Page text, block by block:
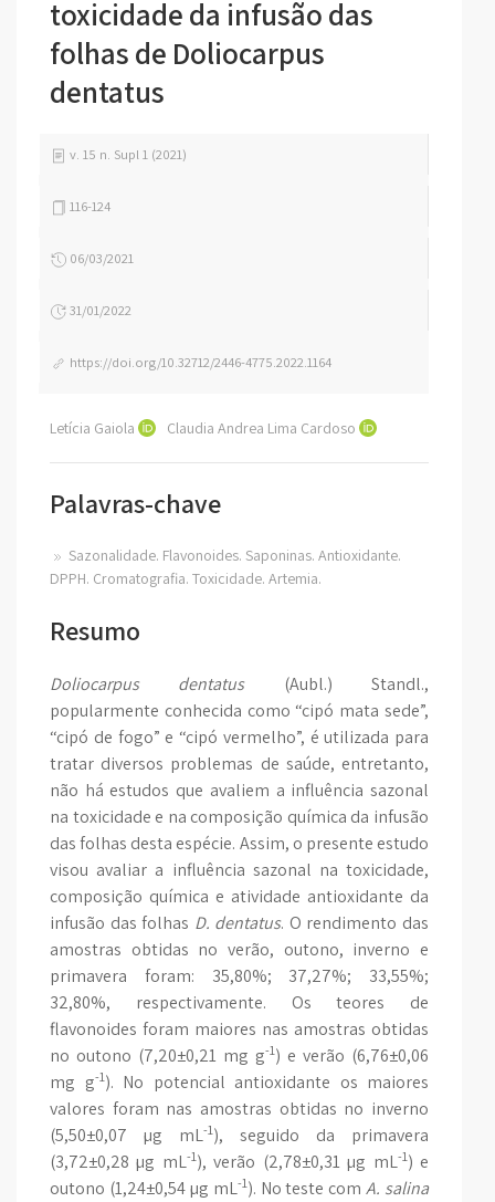
toxicidade da infusão das
folhas de Doliocarpus
dentatus
v. 15 n. Supl 1 (2021)
116-124
06/03/2021
31/01/2022
https://doi.org/10.32712/2446-4775.2022.1164
Letícia Gaiola Claudia Andrea Lima Cardoso
Palavras-chave
Sazonalidade. Flavonoides. Saponinas. Antioxidante.
DPPH. Cromatografia. Toxicidade. Artemia.
Resumo
Doliocarpus dentatus(Aubl.) Standl.,
popularmente conhecida como “cipó mata sede”,
“cipó de fogo” e “cipó vermelho”, é utilizada para
tratar diversos problemas de saúde, entretanto,
não há estudos que avaliem a influência sazonal
na toxicidade e na composição química da infusão
das folhas desta espécie. Assim, o presente estudo
visou avaliar a influência sazonal na toxicidade,
composição química e atividade antioxidante da
infusão das folhas D. dentatus. O rendimento das
amostras obtidas no verão, outono, inverno e
primavera foram: 35,80%; 37,27%; 33,55%;
32,80%, respectivamente. Os teores de
flavonoides foram maiores nas amostras obtidas
no outono (7,20±0,21 mg g-1) e verão (6,76±0,06
mg g-1). No potencial antioxidante os maiores
valores foram nas amostras obtidas no inverno
(5,50±0,07 µg mL-1), seguido da primavera
(3,72±0,28 µg mL-1), verão (2,78±0,31 µg mL-1) e
outono (1,24±0,54 µg mL-1). No teste comA. salina